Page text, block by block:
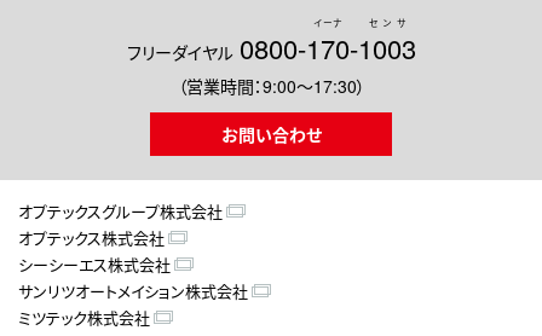
フリーダイヤル 0800-170
イーナ
-1003
センサ
（営業時間：9:00～17:30）
お問い合わせ
オプテックスグループ株式会社
オプテックス株式会社
シーシーエス株式会社
サンリツオートメイション株式会社
ミツテック株式会社